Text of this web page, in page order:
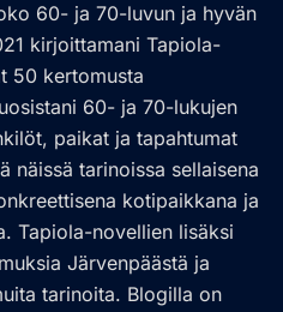
60- ja 70-luvun ja hyvän
kirjoittamani Tapiola-
50 kertomusta
60- ja 70-lukujen
paikat ja tapahtumat
näissä tarinoissa sellaisena
kotipaikkana ja
Tapiola-novellien lisäksi
Järvenpäästä ja
tarinoita. Blogilla on